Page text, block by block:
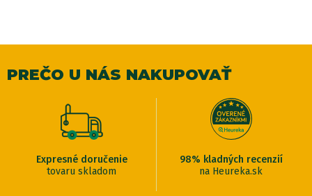
PREČO U NÁS NAKUPOVAŤ
Expresné doručenie
tovaru skladom
98% kladných recenzií
na Heureka.sk